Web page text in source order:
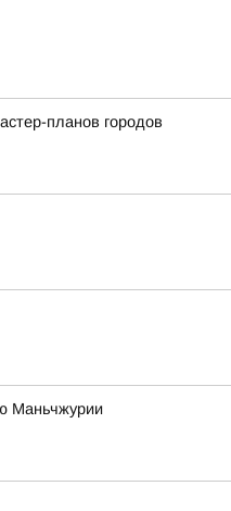
планов городов
Маньчжурии